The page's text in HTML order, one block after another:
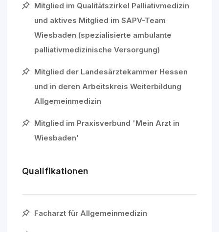
Mitglied im Qualitätszirkel Palliativmedizin
und aktives Mitglied im SAPV-Team
Wiesbaden (spezialisierte ambulante
palliativmedizinische Versorgung)
Mitglied der Landesärztekammer Hessen
und in deren Arbeitskreis Weiterbildung
Allgemeinmedizin
Mitglied im Praxisverbund 'Mein Arzt in
Wiesbaden'
Qualifikationen
Facharzt für Allgemeinmedizin